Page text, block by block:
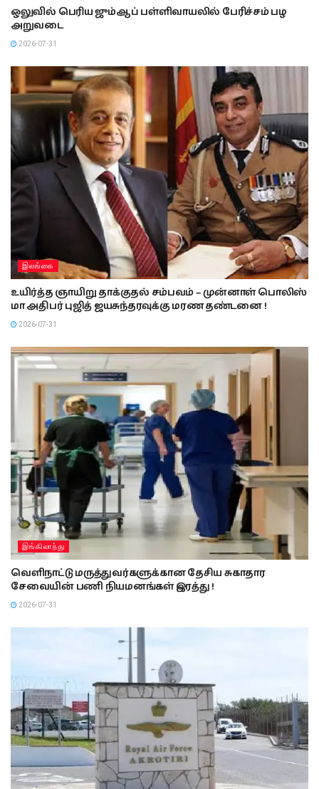
ஒலுவில் பெரிய ஜும்ஆப் பள்ளிவாயலில் பேரிச்சம் பழ
அறுவடை
2026-07-31
இலங்கை
உயிர்த்த ஞாயிறு தாக்குதல் சம்பவம் – முன்னாள் பொலிஸ்
மா அதிபர் புஜித் ஜயசுந்தரவுக்கு மரண தண்டனை !
2026-07-31
இங்கிலாந்து
வெளிநாட்டு மருத்துவர்களுக்கான தேசிய சுகாதார
சேவையின் பணி நியமனங்கள் இரத்து !
2026-07-31